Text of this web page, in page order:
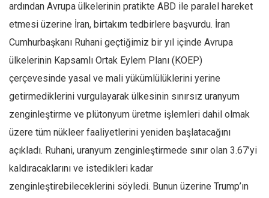
Dünya
Avrupa
Asya
Afrika
İslam Dünyası
Avustralya
Tarih
Düşünce
Dosyalar
ardından Avrupa ülkelerinin pratikte ABD ile paralel hareket
etmesi üzerine İran, birtakım tedbirlere başvurdu. İran
Cumhurbaşkanı Ruhani geçtiğimiz bir yıl içinde Avrupa
ülkelerinin Kapsamlı Ortak Eylem Planı (KOEP)
çerçevesinde yasal ve mali yükümlülüklerini yerine
getirmediklerini vurgulayarak ülkesinin sınırsız uranyum
zenginleştirme ve plütonyum üretme işlemleri dahil olmak
üzere tüm nükleer faaliyetlerini yeniden başlatacağını
açıkladı. Ruhani, uranyum zenginleştirmede sınır olan 3.67’yi
kaldıracaklarını ve istedikleri kadar
zenginleştirebileceklerini söyledi. Bunun üzerine Trump’ın